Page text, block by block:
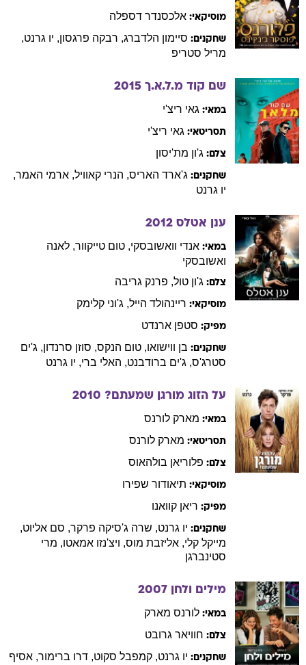
מוסיקאי: אלכסנדר דספלה
שחקנים: סיימון הלדברג, רבקה פרגסון, יו גרנט,
מריל סטריפ
שם קוד מ.ל.א.ך 2015
במאי: גאי ריצ'י
תסריטאי: גאי ריצ'י
צלם: ג'ון מת'יסון
שחקנים: ג'ארד האריס, הנרי קאוויל, ארמי האמר,
יו גרנט
ענן אטלס 2012
במאי: אנדי וואשובסקי, טום טייקוור, לאנה
ואשובסקי
צלם: ג'ון טול, פרנק גריבה
מוסיקאי: ריינהולד הייל, ג'וני קלימק
מפיק: סטפן ארנדט
שחקנים: בן ווישואו, טום הנקס, סוזן סרנדון, ג'ים
סטרג'ס, ג'ים ברודבנט, האלי ברי, יו גרנט
על הזוג מורגן שמעתם? 2010
במאי: מארק לורנס
תסריטאי: מארק לורנס
צלם: פלוריאן בולהאוס
מוסיקאי: תיאודור שפירו
מפיק: ריאן קוואנו
שחקנים: יו גרנט, שרה ג'סיקה פרקר, סם אליוט,
מייקל קלי, אליזבת מוס, ויצ'נזו אמאטו, מרי
סטינברגן
מילים ולחן 2007
במאי: לורנס מארק
צלם: חוויאר גרובט
שחקנים: יו גרנט, קמפבל סקוט, דרו ברימור, אסיף